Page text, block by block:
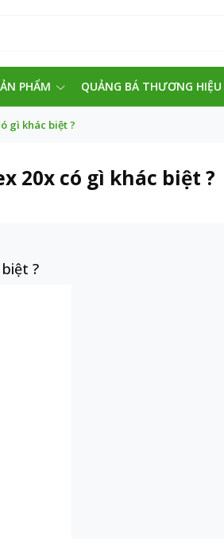
PHẨM QUẢNG BÁ THƯƠNG HIỆU
gì khác biệt ?
20x có gì khác biệt ?
?